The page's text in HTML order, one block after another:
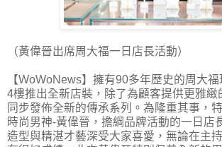
（黃偉晉出席周大福一日店長活動）
【WoWoNews】擁有90多年歷史的周大
4樓推出全新店裝，除了為顧客提供更雅緻
同步發佈全新的傳承系列。為隆重其事，
時尚男神-黃偉晉，擔綱品牌活動的一日店
造型與精湛才藝深受大家喜愛，無論在主